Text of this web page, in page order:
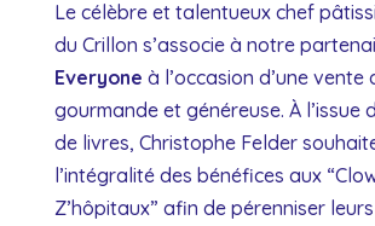
Le célèbre et talentueux chef
du Crillon s’associe à notre
Everyone à l’occasion d’une vente
gourmande et généreuse. À l’issue
de livres, Christophe Felder
l’intégralité des bénéfices aux
Z’hôpitaux” afin de pérenniser leurs